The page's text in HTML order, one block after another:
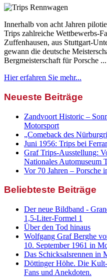
Innerhalb von acht Jahren
Trips zahlreiche Wettbewerbs-
Zuffenhausen, aus Stuttgart-
gewann die deutsche
Bergmeisterschaft für Porsche ...
Hier erfahren Sie mehr...
Neueste Beiträge
Zandvoort Historic –
Motorsport
„Comeback des
Juni 1956: Trips bei
Graf Trips-Ausstellung:
Nationales Automuseum
Vor 70 Jahren – Porsche
Beliebteste Beiträge
Der neue Bildband -
1,5-Liter-Formel 1
Über den Tod hinaus
Wolfgang Graf Berghe
10. September 1961 in
Das Schicksalsrennen in
Döttinger Höhe. Die
Fans und Anekdoten.